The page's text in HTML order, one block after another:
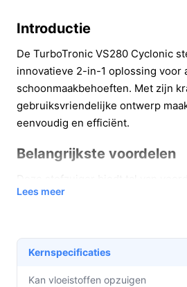
Introductie
De TurboTronic VS280 Cyclonic
innovatieve 2-in-1 oplossing voor
schoonmaakbehoeften. Met zijn
gebruiksvriendelijke ontwerp
eenvoudig en efficiënt.
Belangrijkste voordelen
schoonmaken aangenamer
Krachtige zuigkracht:Met
Airwatts zorgt de TurboTronic
grondige reiniging van
Lees meer
Kernspecificaties
Kan vloeistoffen opzuigen